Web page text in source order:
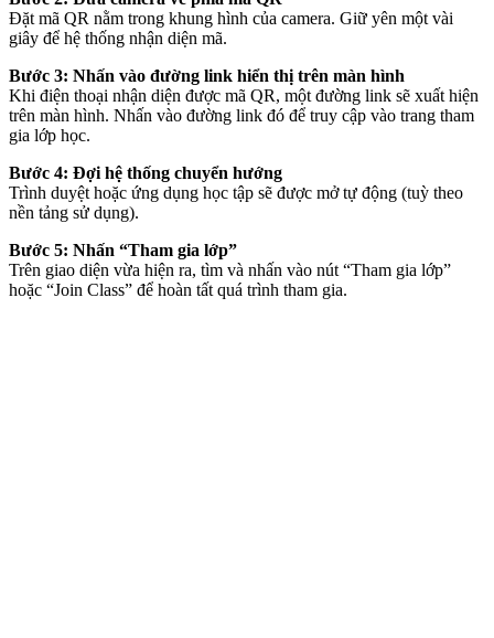
Đặt mã QR nằm trong khung hình của camera. Giữ yên một vài
giây để hệ thống nhận diện mã.
Bước 3: Nhấn vào đường link hiển thị trên màn hình
Khi điện thoại nhận diện được mã QR, một đường link sẽ xuất hiện
trên màn hình. Nhấn vào đường link đó để truy cập vào trang tham
gia lớp học.
Bước 4: Đợi hệ thống chuyển hướng
Trình duyệt hoặc ứng dụng học tập sẽ được mở tự động (tuỳ theo
nền tảng sử dụng).
Bước 5: Nhấn “Tham gia lớp”
Trên giao diện vừa hiện ra, tìm và nhấn vào nút “Tham gia lớp”
hoặc “Join Class” để hoàn tất quá trình tham gia.